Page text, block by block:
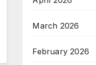
March 2026
February 2026